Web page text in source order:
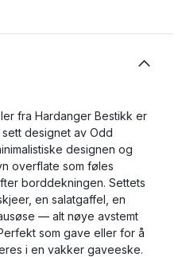
fra Hardanger Bestikk er
designet av Odd
designen og
overflate som føles
borddekningen. Settets
en salatgaffel, en
— alt nøye avstemt
som gave eller for å
i en vakker gaveeske.